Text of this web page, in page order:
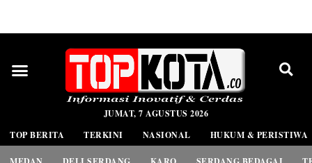
JUMAT, 7 AGUSTUS 2026
TOP BERITA
TERKINI NASIONAL HUKUM & PERISTIWA